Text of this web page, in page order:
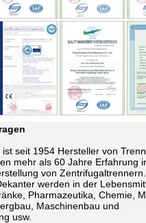
seit 1954 Hersteller von
mehr als 60 Jahre Erfahrung
von
werden in der
Pharmazeutika, Chemie,
Maschinenbau und
usw.